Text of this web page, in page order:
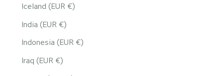
Iceland (EUR €)
India (EUR €)
Indonesia (EUR €)
Iraq (EUR €)